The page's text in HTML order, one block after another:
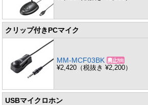
クリップ付きPCマイク
MM-MCF03BK
¥2,420（税抜き ¥2,200）
USBマイクロホン